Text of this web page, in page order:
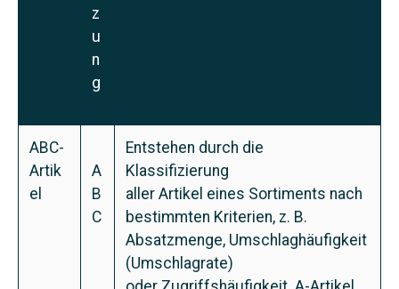
z
u
n
g
ABC-
Artik
el
A
B
C
Entstehen durch die
Klassifizierung
aller Artikel eines Sortiments nach
bestimmten Kriterien, z. B.
Absatzmenge, Umschlaghäufigkeit
(Umschlagrate)